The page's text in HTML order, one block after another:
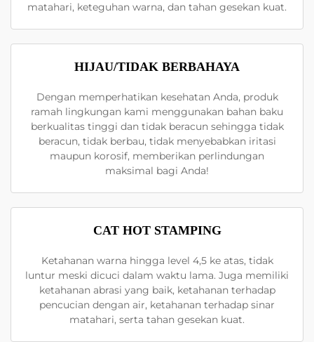
matahari, keteguhan warna, dan tahan gesekan kuat.
HIJAU/TIDAK BERBAHAYA
Dengan memperhatikan kesehatan Anda, produk
ramah lingkungan kami menggunakan bahan baku
berkualitas tinggi dan tidak beracun sehingga tidak
beracun, tidak berbau, tidak menyebabkan iritasi
maupun korosif, memberikan perlindungan
maksimal bagi Anda!
CAT HOT STAMPING
Ketahanan warna hingga level 4,5 ke atas, tidak
luntur meski dicuci dalam waktu lama. Juga memiliki
ketahanan abrasi yang baik, ketahanan terhadap
pencucian dengan air, ketahanan terhadap sinar
matahari, serta tahan gesekan kuat.